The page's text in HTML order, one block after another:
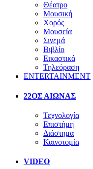
Θέατρο
Μουσική
Χορός
Μουσεία
Σινεμά
Βιβλίο
Εικαστικά
Τηλεόραση
ENTERTAINMENT
22ΟΣ ΑΙΩΝΑΣ
Τεχνολογία
Επιστήμη
Διάστημα
Καινοτομία
VIDEO